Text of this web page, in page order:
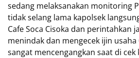
sedang melaksanakan monitoring
tidak selang lama kapolsek
Cafe Soca Cisoka dan perintahkan
menindak dan mengecek ijin usaha
sangat mencengangkan saat di cek